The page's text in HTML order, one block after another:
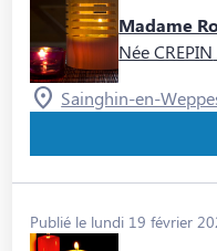
Madame
Née CREPIN
Sainghin-en-
Publié le lundi 19 février